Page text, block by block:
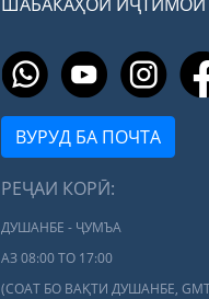
ВУРУД БА ПОЧТА
РЕҶАИ КОРӢ:
ДУШАНБЕ - ҶУМЪА
АЗ 08:00 ТО 17:00
(СОАТ БО ВАҚТИ ДУШАНБЕ,